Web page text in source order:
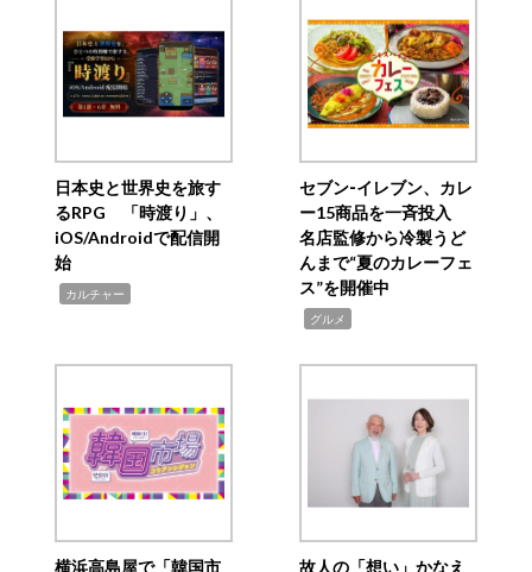
日本史と世界史を旅す
るRPG 「時渡り」、
iOS/Androidで配信開
始
カルチャー
セブン‐イレブン、カレ
ー15商品を一斉投入
名店監修から冷製うど
んまで“夏のカレーフェ
ス”を開催中
グルメ
横浜高島屋で「韓国市 故人の「想い」かなえ